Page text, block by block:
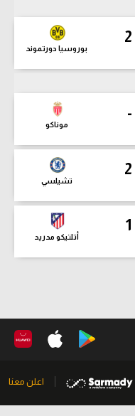
2
بوروسيا دورتموند
-
موناكو
2
تشيلسي
1
أتلتيكو مدريد
اعلن معنا